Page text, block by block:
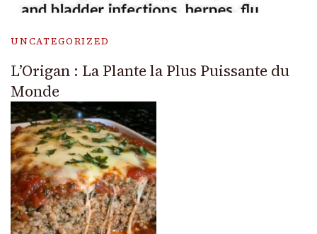
UNCATEGORIZED
L’Origan : La Plante la Plus Puissante du
Monde